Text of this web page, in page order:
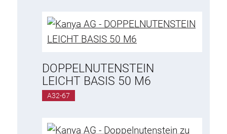
Doppelgewindeplatten
Halbrundgewindeplatten
Nutensteine schwenkbar
Doppelnutensteine
Hammermuttern
Gewindeeinsätze
DOPPELNUTENSTEIN
LEICHT BASIS 50 M6
A32-67